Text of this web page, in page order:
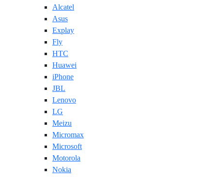
Alcatel
Asus
Explay
Fly
HTC
Huawei
iPhone
JBL
Lenovo
LG
Meizu
Micromax
Microsoft
Motorola
Nokia